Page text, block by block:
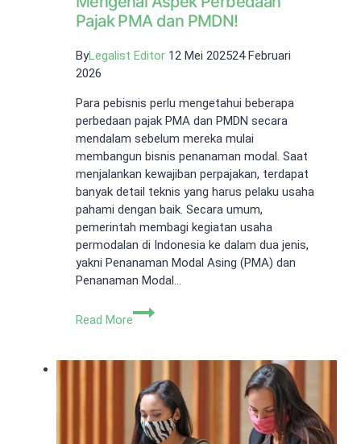
Pajak PMA dan PMDN!
ByLegalist Editor 12 Mei 202524 Februari
2026
Para pebisnis perlu mengetahui beberapa
perbedaan pajak PMA dan PMDN secara
mendalam sebelum mereka mulai
membangun bisnis penanaman modal. Saat
menjalankan kewajiban perpajakan, terdapat
banyak detail teknis yang harus pelaku usaha
pahami dengan baik. Secara umum,
pemerintah membagi kegiatan usaha
permodalan di Indonesia ke dalam dua jenis,
yakni Penanaman Modal Asing (PMA) dan
Penanaman Modal…
Read More
Mengenal
Pajak
PMA
dan
PMDN!